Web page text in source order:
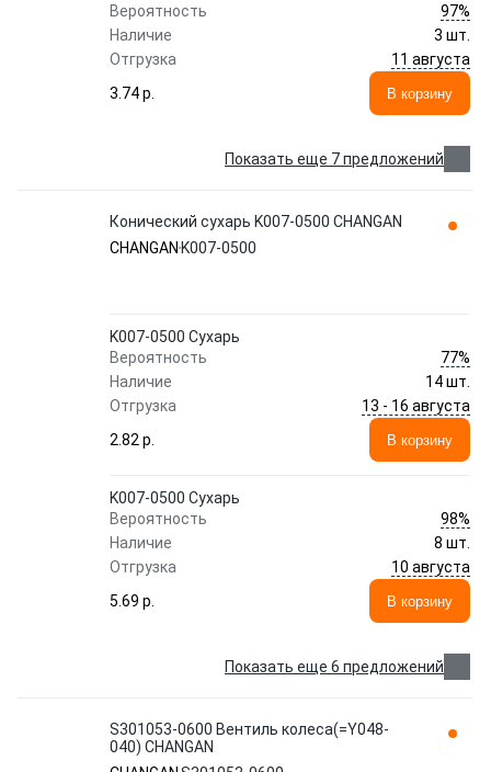
Вероятность
97%
Наличие
3 шт.
Отгрузка
11 августа
3.74 p.
В корзину
Показать еще 7 предложений
Конический сухарь K007-0500 CHANGAN
CHANGAN K007-0500
K007-0500 Сухарь
Вероятность
77%
Наличие
14 шт.
Отгрузка
13 - 16 августа
2.82 p.
В корзину
K007-0500 Сухарь
Вероятность
98%
Наличие
8 шт.
Отгрузка
10 августа
5.69 p.
В корзину
Показать еще 6 предложений
S301053-0600 Вентиль колеса(=Y048-
040) CHANGAN